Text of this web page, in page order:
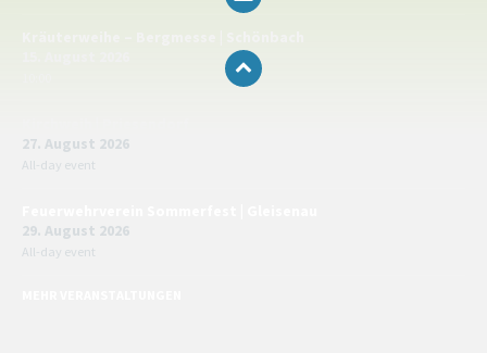
27. August 2026
All-day event
29. August 2026
All-day event